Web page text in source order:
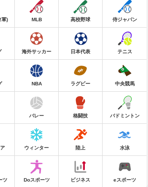
軍) MLB 高校野球 侍ジャパン
海外サッカー 日本代表 テニス
NBA ラグビー 中央競馬
バレー 格闘技 バドミントン
ウィンター 陸上 水泳
ツ Doスポーツ ビジネス eスポーツ